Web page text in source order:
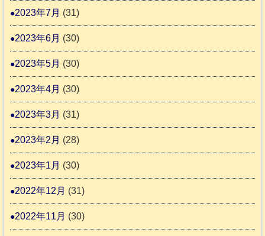
2023年7月 (31)
2023年6月 (30)
2023年5月 (30)
2023年4月 (30)
2023年3月 (31)
2023年2月 (28)
2023年1月 (30)
2022年12月 (31)
2022年11月 (30)